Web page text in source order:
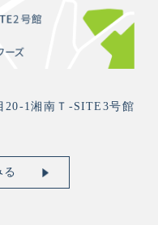
20-1湘南Ｔ-SITE3号館